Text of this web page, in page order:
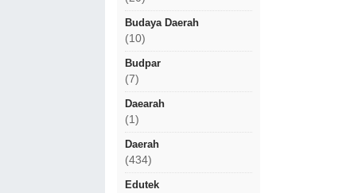
Budaya Daerah
(10)
Budpar
(7)
Daearah
(1)
Daerah
(434)
Edutek